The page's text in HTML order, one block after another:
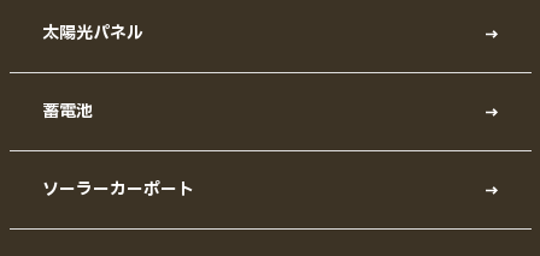
太陽光パネル
蓄電池
ソーラーカーポート